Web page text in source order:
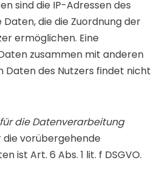
sind die IP-Adressen des
die die Zuordnung der
ermöglichen. Eine
zusammen mit anderen
Daten des Nutzers findet nicht
die Datenverarbeitung
vorübergehende
ist Art. 6 Abs. 1 lit. f DSGVO.